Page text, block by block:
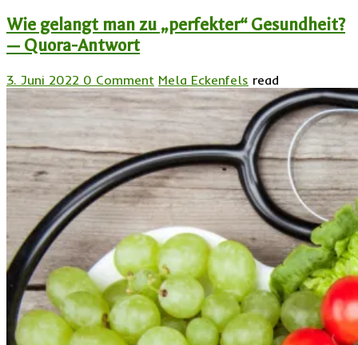
Wie gelangt man zu „perfekter“ Gesundheit?
— Quora-Antwort
3. Juni 2022 0 Comment Mela Eckenfels read